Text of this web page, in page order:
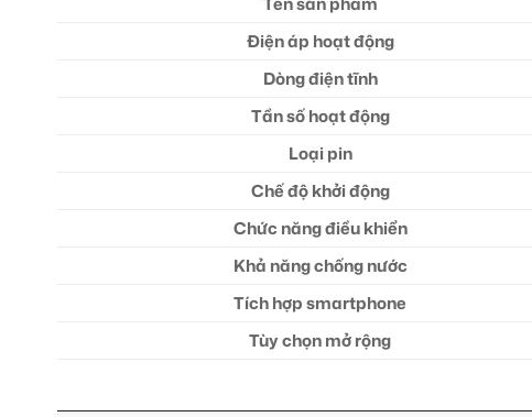
Điện áp hoạt động
Dòng điện tĩnh
Tần số hoạt động
Loại pin
Chế độ khởi động
Chức năng điều khiển
Khả năng chống nước
Tích hợp smartphone
Tùy chọn mở rộng